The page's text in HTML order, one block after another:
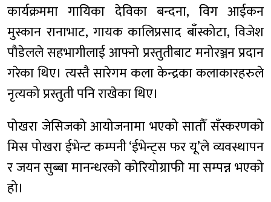
कार्यक्रममा गायिका देविका बन्दना, विग आईकन
मुस्कान रानाभाट, गायक कालिप्रसाद बाँस्कोटा, विजेश
पौडेलले सहभागीलाई आफ्नो प्रस्तुतीबाट मनोरञ्जन प्रदान
गरेका थिए। त्यस्तै सारेगम कला केन्द्रका कलाकारहरुले
नृत्यको प्रस्तुती पनि राखेका थिए।
पोखरा जेसिजको आयोजनामा भएको सातौँ सँस्करणको
मिस पोखरा ईभेन्ट कम्पनी ‘ईभेन्ट्स फर यू’ले व्यवस्थापन
र जयन सुब्बा मानन्धरको कोरियोग्राफी मा सम्पन्न भएको
हो।